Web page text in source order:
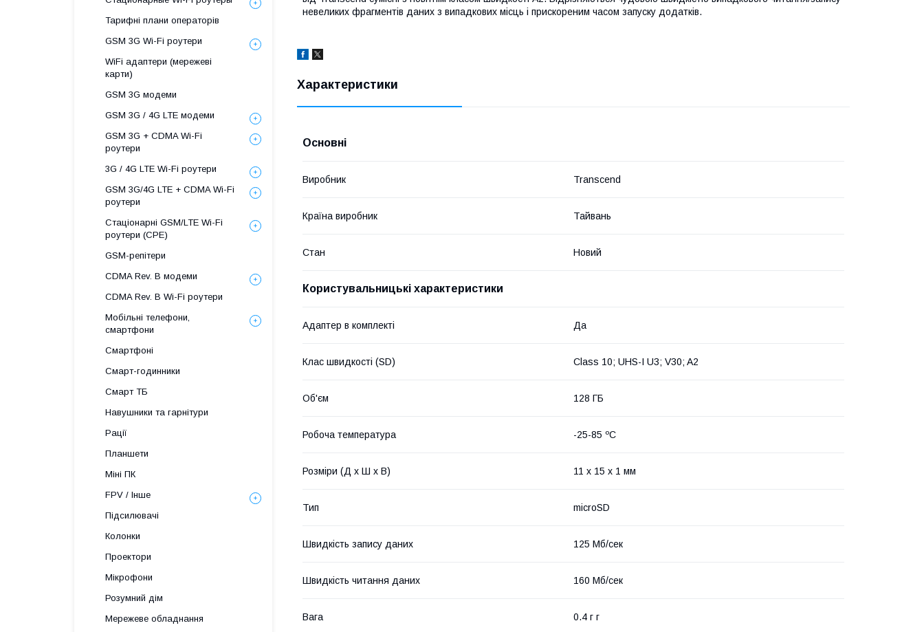
невеликих фрагментів даних з випадкових місць і прискореним часом запуску додатків.
Характеристики
Основні
Виробник Transcend
Країна виробник Тайвань
Стан Новий
Користувальницькі характеристики
Адаптер в комплекті Да
Клас швидкості (SD) Class 10; UHS-I U3; V30; A2
Об'єм 128 ГБ
Робоча температура -25-85 ºC
Розміри (Д x Ш x В) 11 x 15 x 1 мм
Тип microSD
Швидкість запису даних 125 Мб/сек
Швидкість читання даних 160 Мб/сек
Вага 0.4 г г
Тарифні плани операторів
GSM 3G Wi-Fi роутери
WiFi адаптери (мережеві
карти)
GSM 3G модеми
GSM 3G / 4G LTE модеми
GSM 3G + CDMA Wi-Fi
роутери
3G / 4G LTE Wi-Fi роутери
GSM 3G/4G LTE + CDMA Wi-Fi
роутери
Стаціонарні GSM/LTE Wi-Fi
роутери (CPE)
GSM-репітери
CDMA Rev. B модеми
CDMA Rev. B Wi-Fi роутери
Мобільні телефони,
смартфони
Смартфоні
Смарт-годинники
Смарт ТБ
Навушники та гарнітури
Рації
Планшети
Міні ПК
FPV / Інше
Підсилювачі
Колонки
Проектори
Мікрофони
Розумний дім
Мережеве обладнання